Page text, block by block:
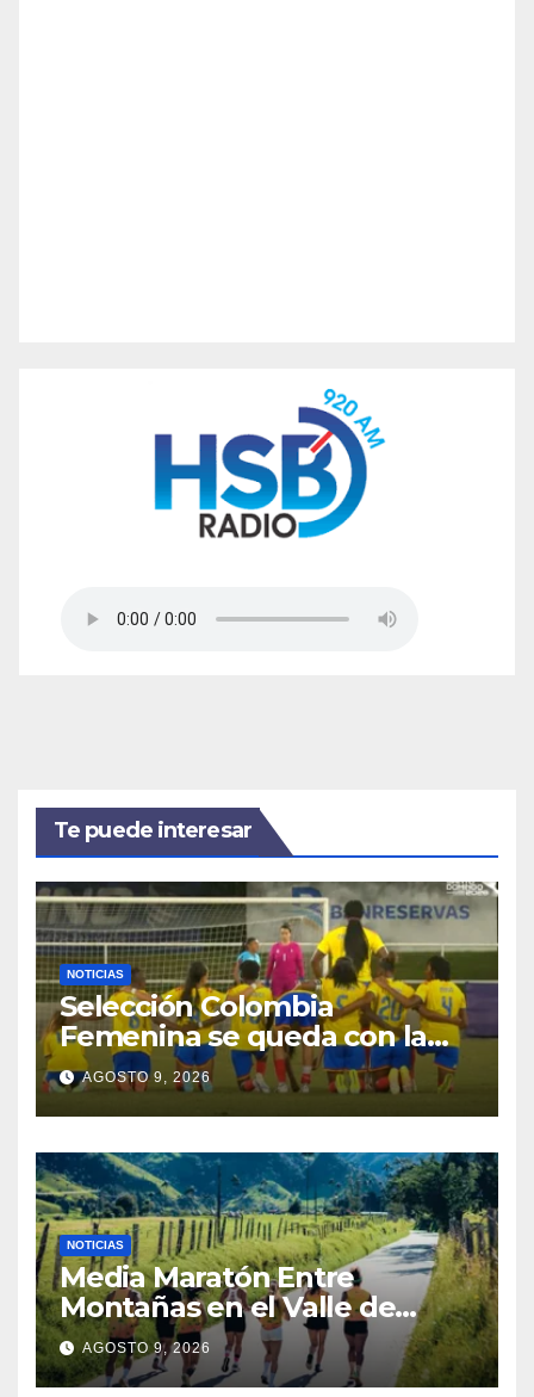
Te puede interesar
NOTICIAS
Selección Colombia
Femenina se queda con la
plata: dramática derrota ante
México en los Juegos
Centroamericanos y del
Caribe
AGOSTO 9, 2026
NOTICIAS
Media Maratón Entre
Montañas en el Valle de
Cocora: Fechas, rutas y todo
sobre la gran fiesta del
AGOSTO 9, 2026